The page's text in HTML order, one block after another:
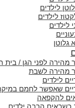
לילדים
לילדים
לילדים
גלוטן
מהירה לפני הגן / בית
מהירה לשבת
לילדים
שאפשר לחמם
להקפאה
כשבאים הרבה ילדים